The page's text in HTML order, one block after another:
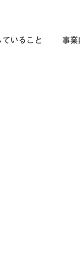
いること 事